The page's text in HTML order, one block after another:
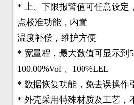
* 上、下限报警值可任意设定
点校准功能，内置
温度补偿，维护方便
* 宽量程，最大数值可显示到
100.00%Vol 、100%LEL
* 数据恢复功能，免去误操作
* 外壳采用特殊材质及工艺，